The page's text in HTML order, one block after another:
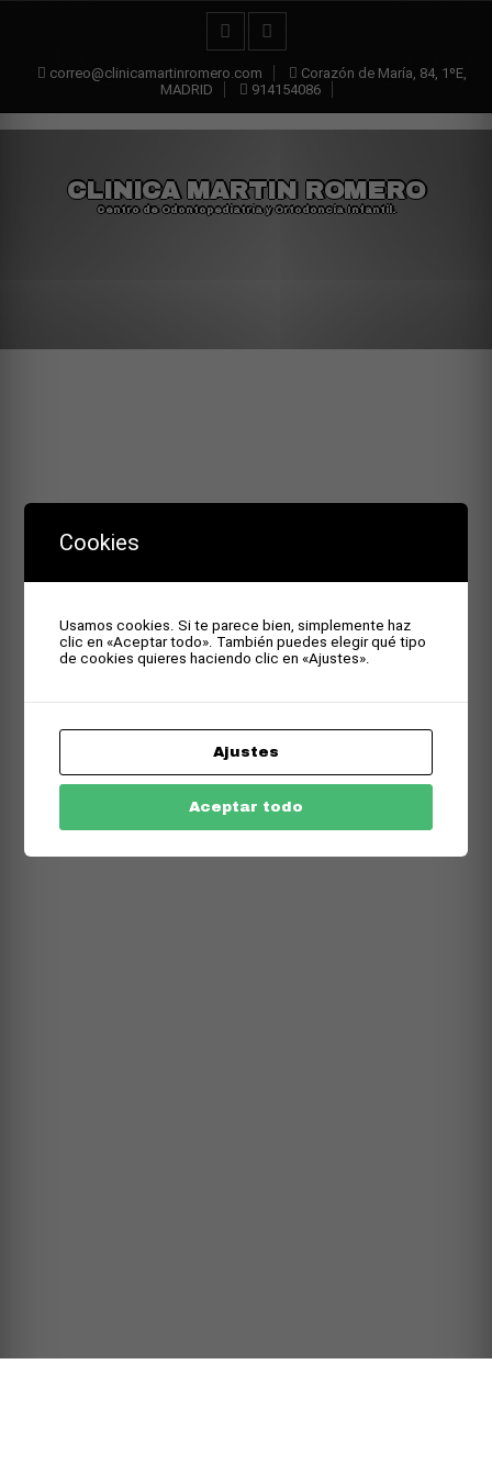
correo@clinicamartinromero.com
Corazón de María, 84, 1ºE,
MADRID
914154086
CLINICA MARTIN ROMERO
Centro de Odontopediatría y Ortodoncia Infantil.
Cookies
Usamos cookies. Si te parece bien, simplemente haz
clic en «Aceptar todo». También puedes elegir qué tipo
de cookies quieres haciendo clic en «Ajustes».
Ajustes
Aceptar todo